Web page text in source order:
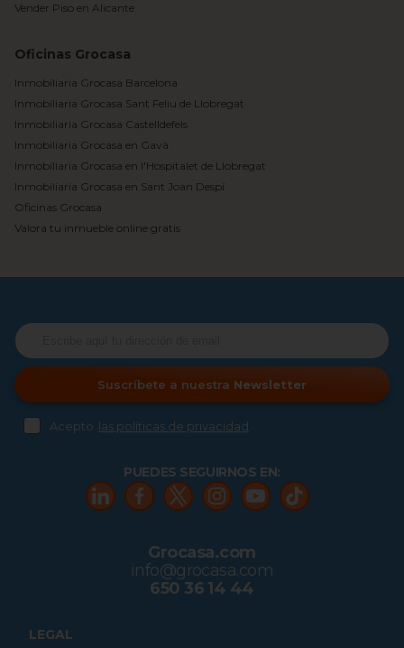
Vender Piso en Alicante
Oficinas Grocasa
Inmobiliaria Grocasa Barcelona
Inmobiliaria Grocasa Sant Feliu de Llobregat
Inmobiliaria Grocasa Castelldefels
Inmobiliaria Grocasa en Gavà
Inmobiliaria Grocasa en l'Hospitalet de Llobregat
Inmobiliaria Grocasa en Sant Joan Despí
Oficinas Grocasa
Valora tu inmueble online gratis
Suscríbete a nuestra Newsletter
Acepto las políticas de privacidad
LEGAL
PUEDES SEGUIRNOS EN:
Grocasa.com
info@grocasa.com
650 36 14 44